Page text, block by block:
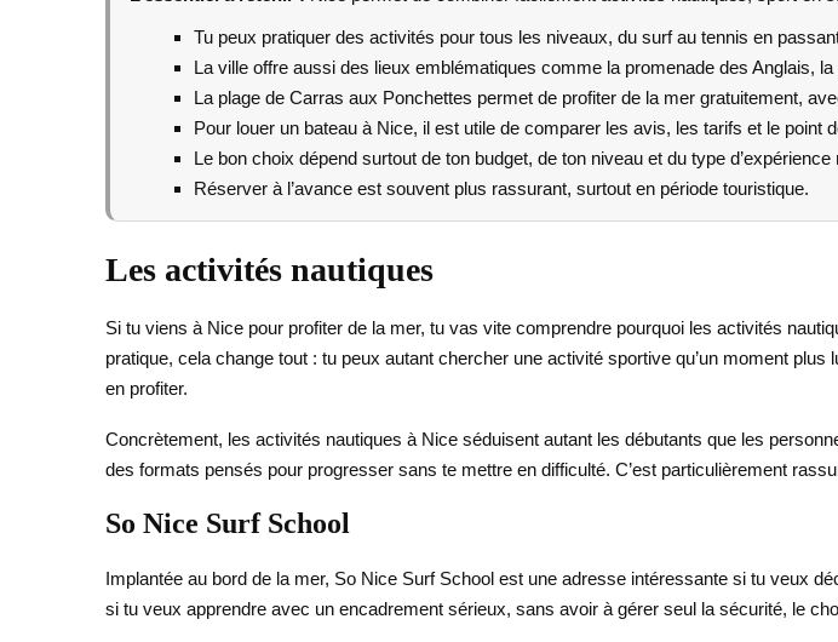
Tu peux pratiquer des activités pour tous les niveaux, du surf au tennis en
La ville offre aussi des lieux emblématiques comme la promenade des Anglais,
La plage de Carras aux Ponchettes permet de profiter de la mer gratuitement,
Pour louer un bateau à Nice, il est utile de comparer les avis, les tarifs et le point
Le bon choix dépend surtout de ton budget, de ton niveau et du type d’expérience
Réserver à l’avance est souvent plus rassurant, surtout en période touristique.
Les activités nautiques
Si tu viens à Nice pour profiter de la mer, tu vas vite comprendre pourquoi les activités
pratique, cela change tout : tu peux autant chercher une activité sportive qu’un moment plus
en profiter.
Concrètement, les activités nautiques à Nice séduisent autant les débutants que les
des formats pensés pour progresser sans te mettre en difficulté. C’est particulièrement
So Nice Surf School
Implantée au bord de la mer, So Nice Surf School est une adresse intéressante si tu veux
si tu veux apprendre avec un encadrement sérieux, sans avoir à gérer seul la sécurité, le